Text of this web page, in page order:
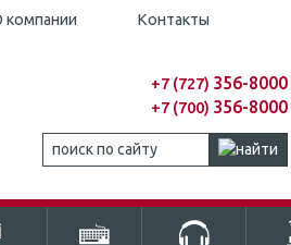
компании Контакты
+7 (727) 356-8000
+7 (700) 356-8000